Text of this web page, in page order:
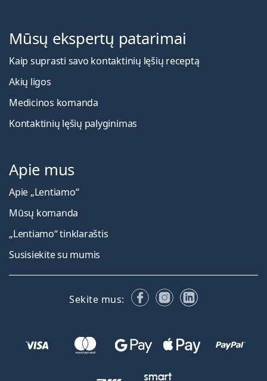
Mūsų ekspertų patarimai
Kaip suprasti savo kontaktinių lęšių receptą
Akių ligos
Medicinos komanda
Kontaktinių lęšių palyginimas
Apie mus
Apie „Lentiamo“
Mūsų komanda
„Lentiamo“ tinklaraštis
Susisiekite su mumis
Sekite mus: FacebookInstagram
LinkedIn